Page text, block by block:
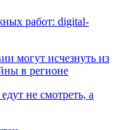
работ: digital-
могут исчезнуть из
в регионе
не смотреть, а